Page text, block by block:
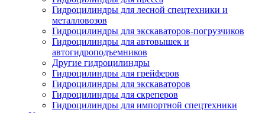
Гидроцилиндры для лесной спецтехники и
металловозов
Гидроцилиндры для экскаваторов-погрузчиков
Гидроцилиндры для автовышек и
автогидроподъемников
Другие гидроцилиндры
Гидроцилиндры для грейферов
Гидроцилиндры для экскаваторов
Гидроцилиндры для скреперов
Гидроцилиндры для импортной спецтехники